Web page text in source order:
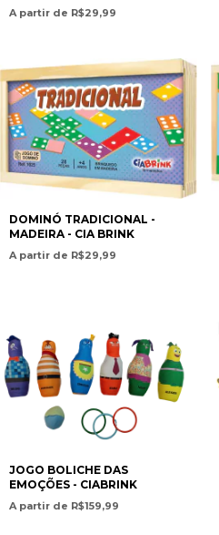
A partir de R$29,99
DOMINÓ TRADICIONAL -
MADEIRA - CIA BRINK
A partir de R$29,99
JOGO BOLICHE DAS
EMOÇÕES - CIABRINK
A partir de R$159,99